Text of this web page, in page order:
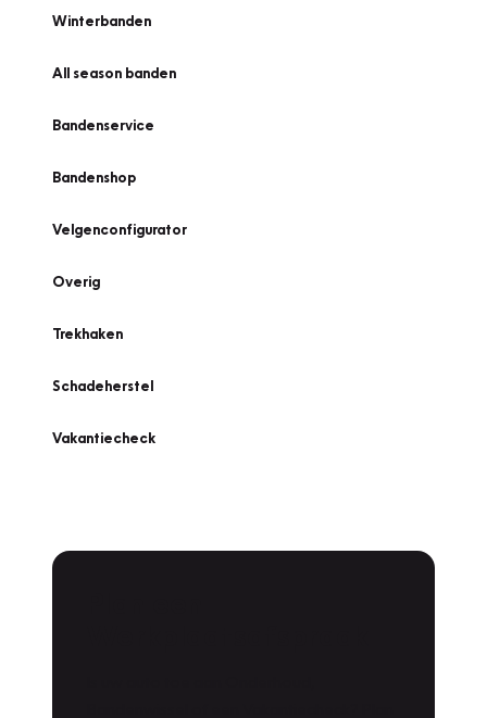
Winterbanden
All season banden
Bandenservice
Bandenshop
Velgenconfigurator
Overig
Trekhaken
Schadeherstel
Vakantiecheck